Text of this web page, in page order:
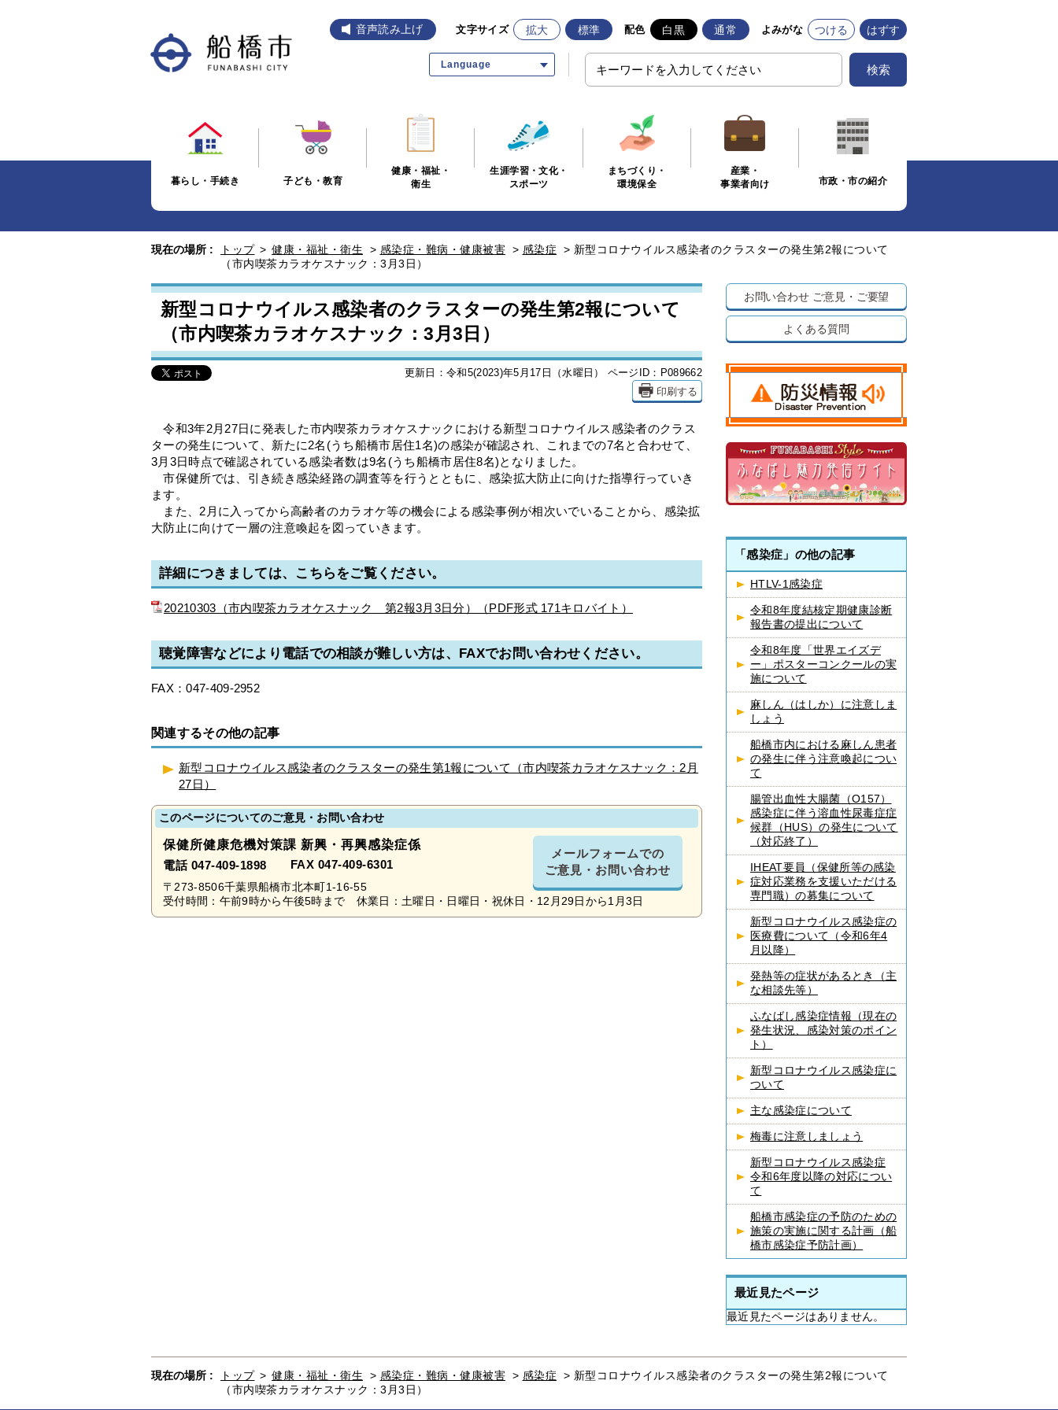
音声読み上げ 文字サイズ 拡大 標準 配色 白黒 通常 よみがな つける はずす
Language 検索
暮らし・手続き 子ども・教育
健康・福祉・
衛生
生涯学習・文化・
スポーツ
まちづくり・
環境保全
産業・
事業者向け
市政・市の紹介
現在の場所 : トップ > 健康・福祉・衛生 > 感染症・難病・健康被害 > 感染症 > 新型コロナウイルス感染者のクラスターの発生第2報について
（市内喫茶カラオケスナック：3月3日）
新型コロナウイルス感染者のクラスターの発生第2報について
（市内喫茶カラオケスナック：3月3日）
更新日：令和5(2023)年5月17日（水曜日） ページID：P089662
印刷する
令和3年2月27日に発表した市内喫茶カラオケスナックにおける新型コロナウイルス感染者のクラス
ターの発生について、新たに2名(うち船橋市居住1名)の感染が確認され、これまでの7名と合わせて、
3月3日時点で確認されている感染者数は9名(うち船橋市居住8名)となりました。
市保健所では、引き続き感染経路の調査等を行うとともに、感染拡大防止に向けた指導行っていき
ます。
また、2月に入ってから高齢者のカラオケ等の機会による感染事例が相次いでいることから、感染拡
大防止に向けて一層の注意喚起を図っていきます。
詳細につきましては、こちらをご覧ください。
20210303（市内喫茶カラオケスナック 第2報3月3日分）（PDF形式 171キロバイト）
聴覚障害などにより電話での相談が難しい方は、FAXでお問い合わせください。
FAX：047-409-2952
関連するその他の記事
新型コロナウイルス感染者のクラスターの発生第1報について（市内喫茶カラオケスナック：2月
27日）
このページについてのご意見・お問い合わせ
保健所健康危機対策課 新興・再興感染症係
電話 047-409-1898 FAX 047-409-6301
メールフォームでの
ご意見・お問い合わせ
〒273-8506千葉県船橋市北本町1-16-55
受付時間：午前9時から午後5時まで 休業日：土曜日・日曜日・祝休日・12月29日から1月3日
お問い合わせ ご意見・ご要望
よくある質問
「感染症」の他の記事
HTLV-1感染症
令和8年度結核定期健康診断
報告書の提出について
令和8年度「世界エイズデ
ー」ポスターコンクールの実
施について
麻しん（はしか）に注意しま
しょう
船橋市内における麻しん患者
の発生に伴う注意喚起につい
て
腸管出血性大腸菌（O157）
感染症に伴う溶血性尿毒症症
候群（HUS）の発生について
（対応終了）
IHEAT要員（保健所等の感染
症対応業務を支援いただける
専門職）の募集について
新型コロナウイルス感染症の
医療費について（令和6年4
月以降）
発熱等の症状があるとき（主
な相談先等）
ふなばし感染症情報（現在の
発生状況、感染対策のポイン
ト）
新型コロナウイルス感染症に
ついて
主な感染症について
梅毒に注意しましょう
新型コロナウイルス感染症
令和6年度以降の対応につい
て
船橋市感染症の予防のための
施策の実施に関する計画（船
橋市感染症予防計画）
最近見たページ
最近見たページはありません。
現在の場所 : トップ > 健康・福祉・衛生 > 感染症・難病・健康被害 > 感染症 > 新型コロナウイルス感染者のクラスターの発生第2報について
（市内喫茶カラオケスナック：3月3日）